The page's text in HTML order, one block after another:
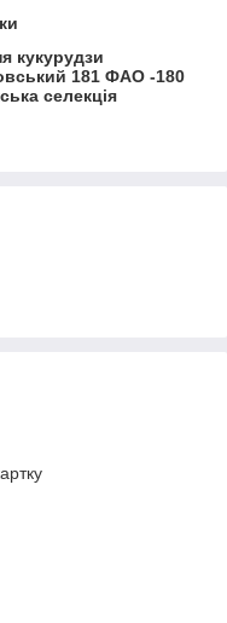
кукурудзи
181 ФАО -180
селекція